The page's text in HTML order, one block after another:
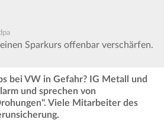
Sparkurs offenbar verschärfen.
bei VW in Gefahr? IG Metall und
und sprechen von
Viele Mitarbeiter des